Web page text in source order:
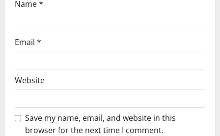
Name*
Email *
Website
Save my name, email, and website in this
browser for the next time I comment.